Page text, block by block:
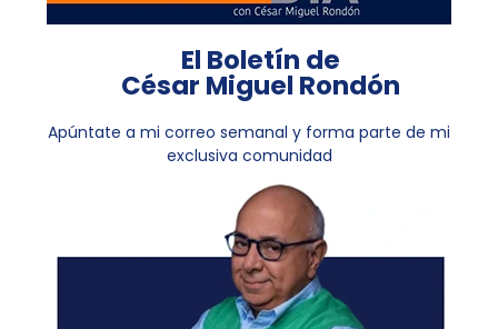
El Boletín de
César Miguel Rondón
Apúntate a mi correo semanal y forma parte de mi
exclusiva comunidad